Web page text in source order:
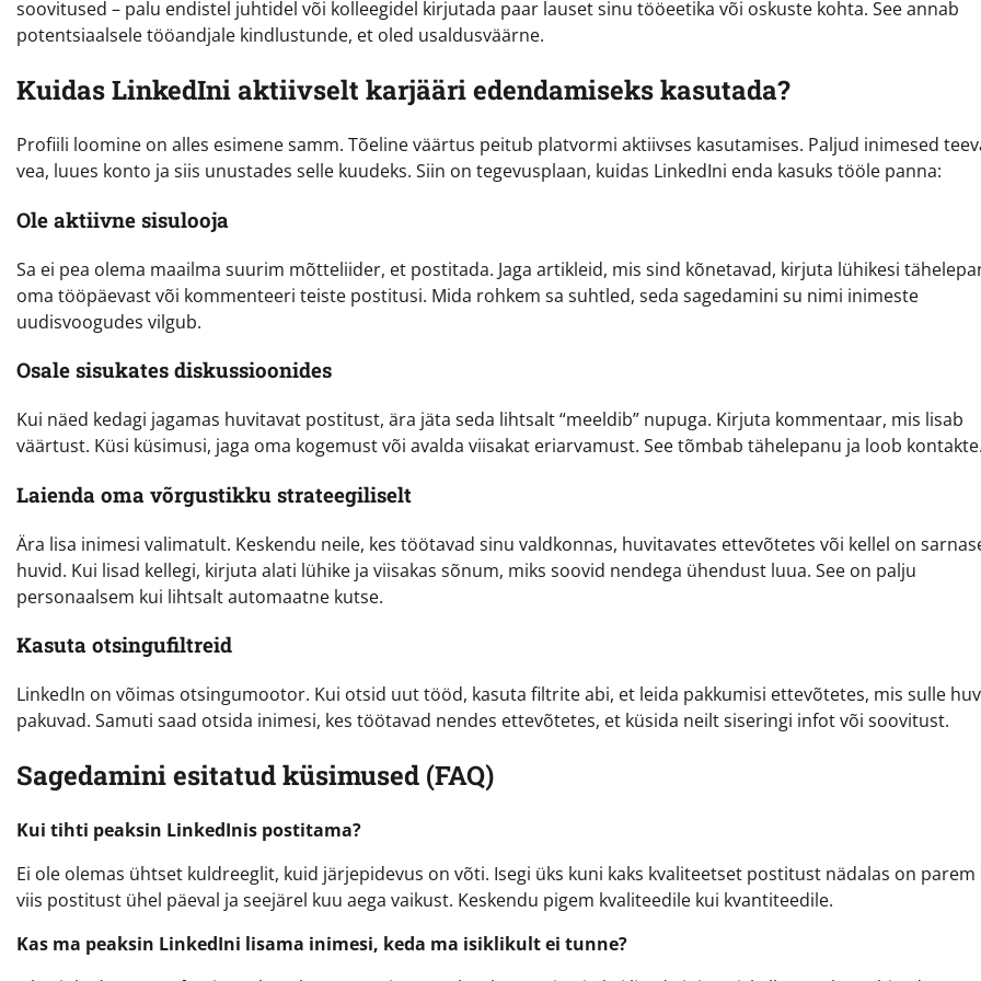
soovitused – palu endistel juhtidel või kolleegidel kirjutada paar lauset sinu tööeetika või oskuste kohta. See annab
potentsiaalsele tööandjale kindlustunde, et oled usaldusväärne.
Kuidas LinkedIni aktiivselt karjääri edendamiseks kasutada?
Profiili loomine on alles esimene samm. Tõeline väärtus peitub platvormi aktiivses kasutamises. Paljud inimesed
vea, luues konto ja siis unustades selle kuudeks. Siin on tegevusplaan, kuidas LinkedIni enda kasuks tööle panna:
Ole aktiivne sisulooja
Sa ei pea olema maailma suurim mõtteliider, et postitada. Jaga artikleid, mis sind kõnetavad, kirjuta lühikesi
oma tööpäevast või kommenteeri teiste postitusi. Mida rohkem sa suhtled, seda sagedamini su nimi inimeste
uudisvoogudes vilgub.
Osale sisukates diskussioonides
Kui näed kedagi jagamas huvitavat postitust, ära jäta seda lihtsalt “meeldib” nupuga. Kirjuta kommentaar, mis lisab
väärtust. Küsi küsimusi, jaga oma kogemust või avalda viisakat eriarvamust. See tõmbab tähelepanu ja loob kontakte.
Laienda oma võrgustikku strateegiliselt
Ära lisa inimesi valimatult. Keskendu neile, kes töötavad sinu valdkonnas, huvitavates ettevõtetes või kellel on
huvid. Kui lisad kellegi, kirjuta alati lühike ja viisakas sõnum, miks soovid nendega ühendust luua. See on palju
personaalsem kui lihtsalt automaatne kutse.
Kasuta otsingufiltreid
LinkedIn on võimas otsingumootor. Kui otsid uut tööd, kasuta filtrite abi, et leida pakkumisi ettevõtetes, mis sulle
pakuvad. Samuti saad otsida inimesi, kes töötavad nendes ettevõtetes, et küsida neilt siseringi infot või soovitust.
Sagedamini esitatud küsimused (FAQ)
Kui tihti peaksin LinkedInis postitama?
Ei ole olemas ühtset kuldreeglit, kuid järjepidevus on võti. Isegi üks kuni kaks kvaliteetset postitust nädalas on parem
viis postitust ühel päeval ja seejärel kuu aega vaikust. Keskendu pigem kvaliteedile kui kvantiteedile.
Kas ma peaksin LinkedIni lisama inimesi, keda ma isiklikult ei tunne?